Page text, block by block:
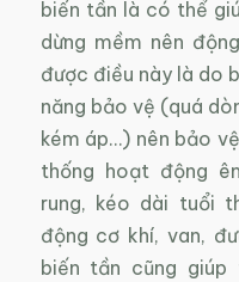
biến tần là có thể
dừng mềm nên
được điều này là do
năng bảo vệ (quá
kém áp…) nên bảo
thống hoạt động
rung, kéo dài tuổi
động cơ khí, van,
biến tần cũng